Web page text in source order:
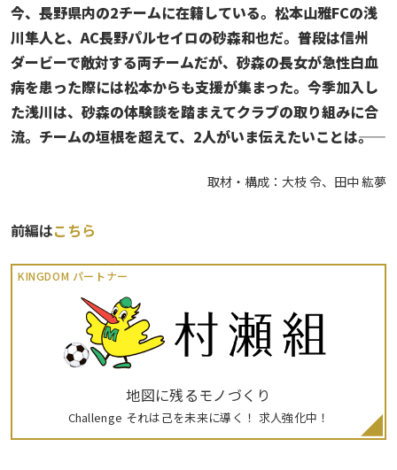
今、長野県内の2チームに在籍している。松本山雅FCの浅
川隼人と、AC長野パルセイロの砂森和也だ。普段は信州
ダービーで敵対する両チームだが、砂森の長女が急性白血
病を患った際には松本からも支援が集まった。今季加入し
た浅川は、砂森の体験談を踏まえてクラブの取り組みに合
流。チームの垣根を超えて、2人がいま伝えたいことは――。
取材・構成：大枝 令、田中 紘夢
前編はこちら
KINGDOM パートナー
地図に残るモノづくり
Challenge それは己を未来に導く！ 求人強化中！